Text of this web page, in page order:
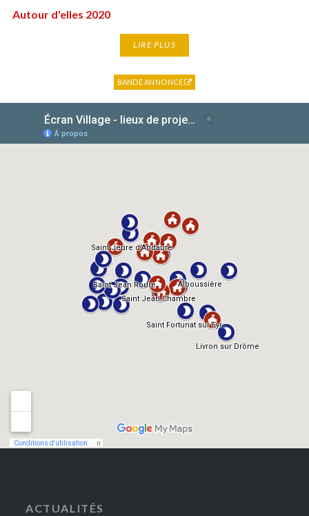
Autour d'elles 2020
LIRE PLUS
BANDE ANNONCE
ACTUALITÉS